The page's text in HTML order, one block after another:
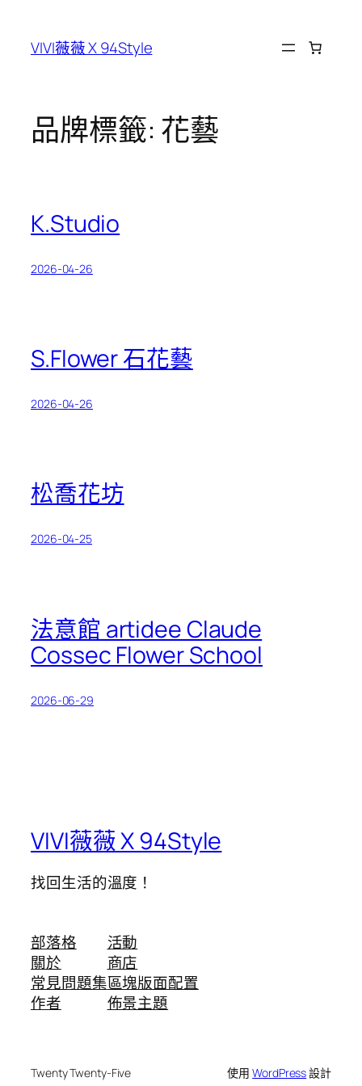
VIVI薇薇 X 94Style
品牌標籤: 花藝
K.Studio
2026-04-26
S.Flower 石花藝
2026-04-26
松喬花坊
2026-04-25
法意館 artidee Claude
Cossec Flower School
2026-06-29
VIVI薇薇 X 94Style
找回生活的溫度！
部落格
關於
常見問題集
作者
活動
商店
區塊版面配置
佈景主題
Twenty Twenty-Five 使用WordPress設計